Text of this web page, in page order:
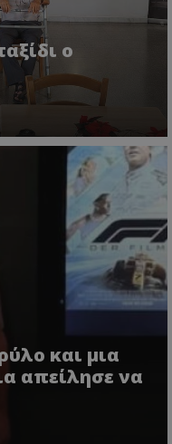
ο
και μια
απείλησε να